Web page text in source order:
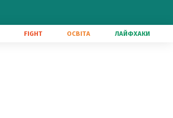
FIGHT ОСВІТА ЛАЙФХАКИ